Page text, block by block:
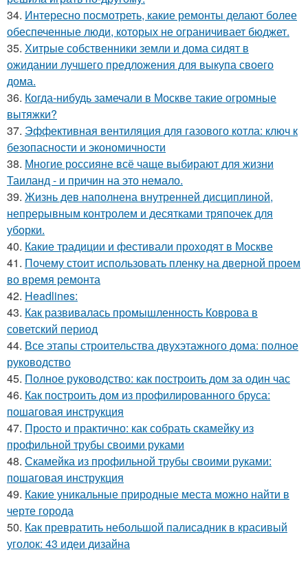
34. Интересно посмотреть, какие ремонты делают более
обеспеченные люди, которых не ограничивает бюджет.
35. Хитрые собственники земли и дома сидят в
ожидании лучшего предложения для выкупа своего
дома.
36. Когда-нибудь замечали в Москве такие огромные
вытяжки?
37. Эффективная вентиляция для газового котла: ключ к
безопасности и экономичности
38. Многие россияне всё чаще выбирают для жизни
Таиланд - и причин на это немало.
39. Жизнь дев наполнена внутренней дисциплиной,
непрерывным контролем и десятками тряпочек для
уборки.
40. Какие традиции и фестивали проходят в Москве
41. Почему стоит использовать пленку на дверной проем
во время ремонта
42. Headlines:
43. Как развивалась промышленность Коврова в
советский период
44. Все этапы строительства двухэтажного дома: полное
руководство
45. Полное руководство: как построить дом за один час
46. Как построить дом из профилированного бруса:
пошаговая инструкция
47. Просто и практично: как собрать скамейку из
профильной трубы своими руками
48. Скамейка из профильной трубы своими руками:
пошаговая инструкция
49. Какие уникальные природные места можно найти в
черте города
50. Как превратить небольшой палисадник в красивый
уголок: 43 идеи дизайна